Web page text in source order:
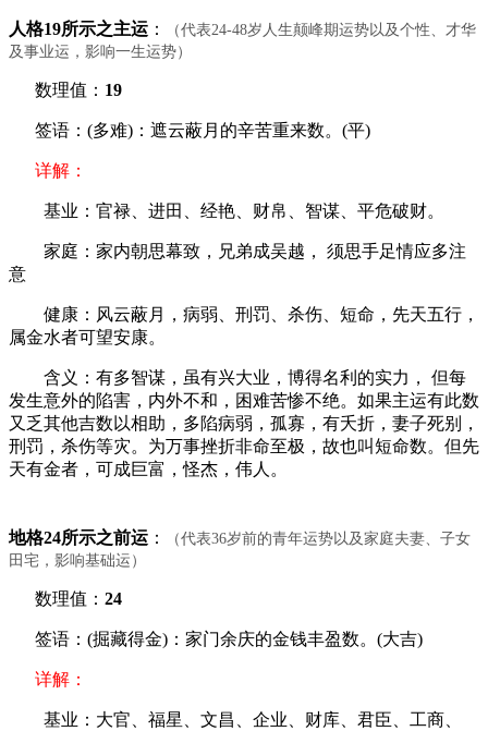
人格19所示之主运 ：
（代表24-48岁人生颠峰期运势以及个性、才华
及事业运，影响一生运势）
数理值： 19
签语：(多难)：遮云蔽月的辛苦重来数。(平)
详解：
基业：官禄、进田、经艳、财帛、智谋、平危破财。
家庭：家内朝思幕致，兄弟成吴越， 须思手足情应多注
意
健康：风云蔽月，病弱、刑罚、杀伤、短命，先天五行，
属金水者可望安康。
含义：有多智谋，虽有兴大业，博得名利的实力， 但每
发生意外的陷害，内外不和，困难苦惨不绝。如果主运有此数
又乏其他吉数以相助，多陷病弱，孤寡，有夭折，妻子死别，
刑罚，杀伤等灾。为万事挫折非命至极，故也叫短命数。但先
天有金者，可成巨富，怪杰，伟人。
地格24所示之前运 ：
（代表36岁前的青年运势以及家庭夫妻、子女
田宅，影响基础运）
数理值： 24
签语：(掘藏得金)：家门余庆的金钱丰盈数。(大吉)
详解：
基业：大官、福星、文昌、企业、财库、君臣、工商、